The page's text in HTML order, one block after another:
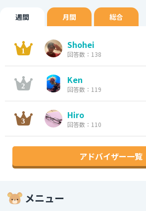
週間 月間 総合
Shohei
回答数：138
Ken
回答数：119
Hiro
回答数：110
アドバイザー一覧
メニュー